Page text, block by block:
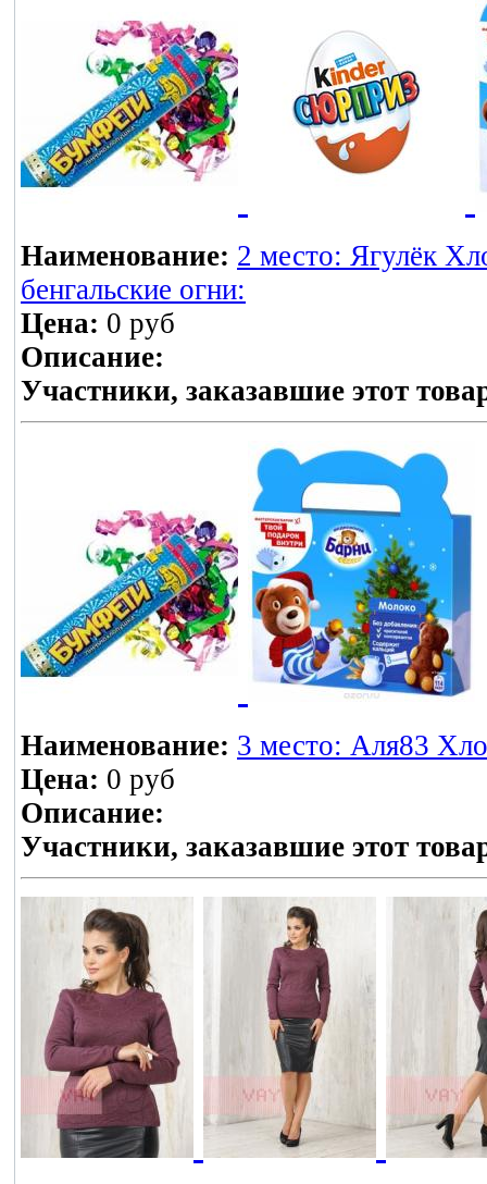
Наименование: 2 место: Ягулёк
бенгальские огни:
Цена: 0 руб
Описание:
Участники, заказавшие этот
Наименование: 3 место: Аля83
Цена: 0 руб
Описание:
Участники, заказавшие этот